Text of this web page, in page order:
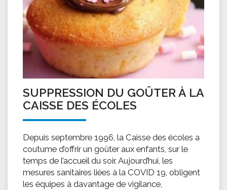
SUPPRESSION DU GOÛTER À LA
CAISSE DES ÉCOLES
Depuis septembre 1996, la Caisse des écoles a
coutume d’offrir un goûter aux enfants, sur le
temps de l’accueil du soir. Aujourd’hui, les
mesures sanitaires liées à la COVID 19, obligent
les équipes à davantage de vigilance,